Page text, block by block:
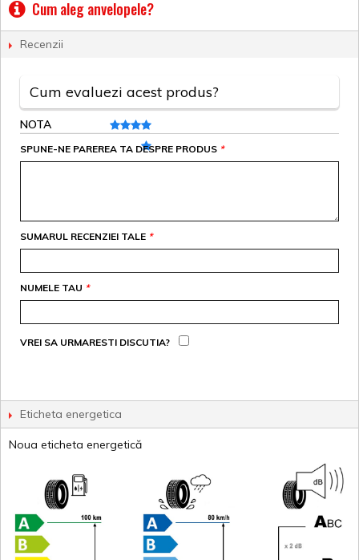
Cum aleg anvelopele?
Recenzii
Cum evaluezi acest produs?
NOTA
*
SPUNE-NE PAREREA TA DESPRE PRODUS
*
SUMARUL RECENZIEI TALE
*
NUMELE TAU
VREI SA URMARESTI DISCUTIA?
Eticheta energetica
Noua eticheta energetică